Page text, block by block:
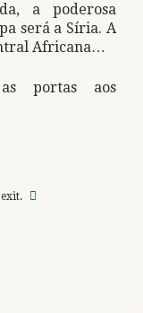
a poderosa
será a Síria. A
Africana…
portas aos